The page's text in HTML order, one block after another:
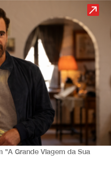
"A Grande Viagem da Sua